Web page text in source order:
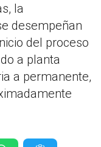
la
desempeñan
del proceso
a planta
a permanente,